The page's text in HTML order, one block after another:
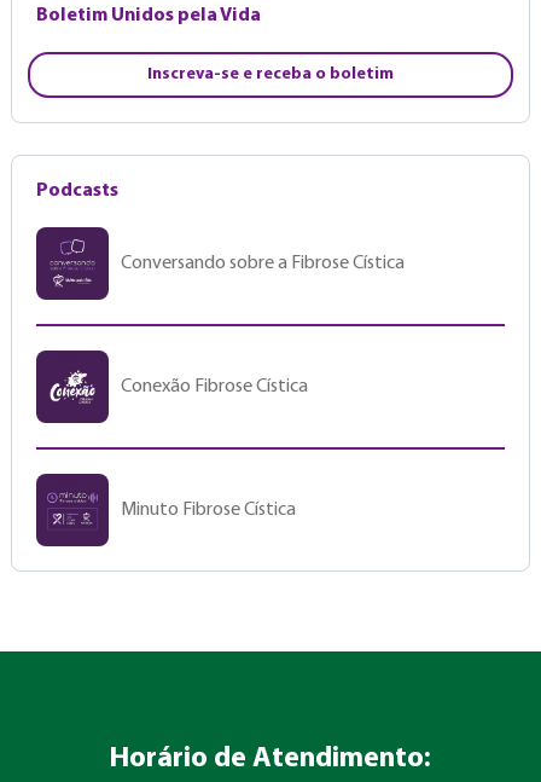
Boletim Unidos pela Vida
Inscreva-se e receba o boletim
Podcasts
Conversando sobre a Fibrose Cística
Conexão Fibrose Cística
Minuto Fibrose Cística
Horário de Atendimento: